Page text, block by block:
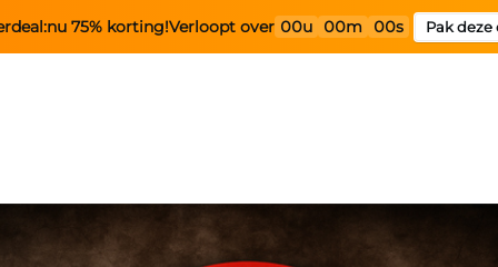
nu 75% korting!Verloopt over 00u 00m 00s Pak deze